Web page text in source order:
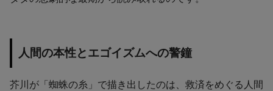
人間の本性とエゴイズムへの警鐘
芥川が「蜘蛛の糸」で描き出したのは、救済をめぐる人間